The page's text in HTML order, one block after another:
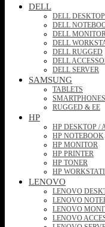
DELL
DELL
DELL
DELL MONITOR
DELL
DELL RUGGED
DELL
DELL SERVER
SAMSUNG
TABLETS
SMARTPHONES
RUGGED & EE
HP
HP DESKTOP /
HP NOTEBOOK
HP MONITOR
HP PRINTER
HP TONER
HP
LENOVO
LENOVO
LENOVO
LENOVO
LENOVO